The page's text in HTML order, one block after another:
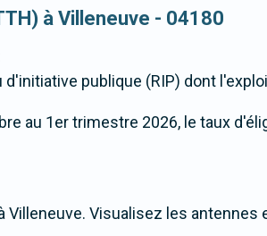
à Villeneuve - 04180
d'initiative publique (RIP) dont
au 1er trimestre 2026, le taux
Villeneuve. Visualisez les